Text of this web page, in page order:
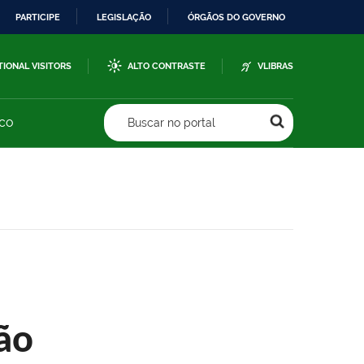
PARTICIPE LEGISLAÇÃO ÓRGÃOS DO GOVERNO
VISITORS ALTO CONTRASTE VLIBRAS
Buscar no portal